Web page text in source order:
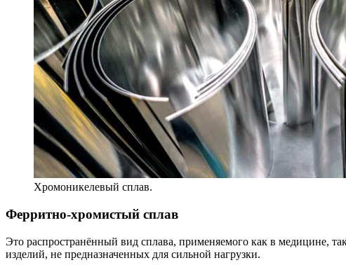
Хромоникелевый сплав.
Ферритно-хромистый сплав
Это распространённый вид сплава, применяемого как в медицине,
изделий, не предназначенных для сильной нагрузки.